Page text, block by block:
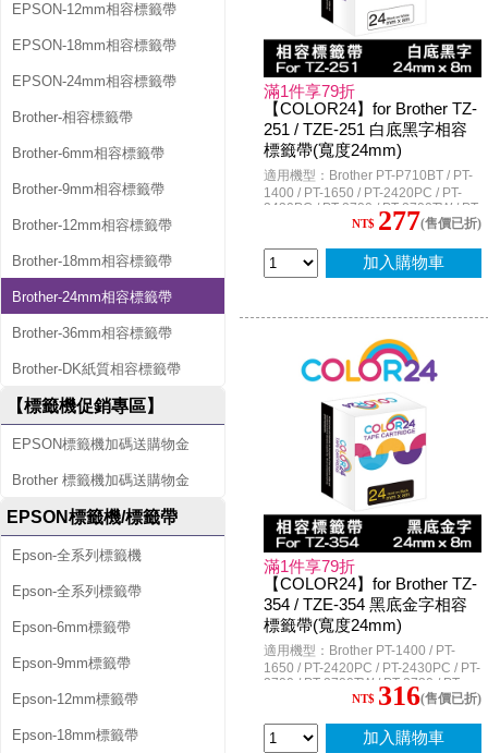
EPSON-12mm相容標籤帶
EPSON-18mm相容標籤帶
EPSON-24mm相容標籤帶
Brother-相容標籤帶
Brother-6mm相容標籤帶
Brother-9mm相容標籤帶
Brother-12mm相容標籤帶
Brother-18mm相容標籤帶
Brother-24mm相容標籤帶
Brother-36mm相容標籤帶
Brother-DK紙質相容標籤帶
【標籤機促銷專區】
EPSON標籤機加碼送購物金
Brother 標籤機加碼送購物金
EPSON標籤機/標籤帶
Epson-全系列標籤機
Epson-全系列標籤帶
Epson-6mm標籤帶
Epson-9mm標籤帶
Epson-12mm標籤帶
Epson-18mm標籤帶
滿1件享79折
【COLOR24】for Brother TZ-
251 / TZE-251 白底黑字相容
標籤帶(寬度24mm)
適用機型：Brother PT-P710BT / PT-
1400 / PT-1650 / PT-2420PC / PT-
2430PC / PT-2700 / PT-2700TW / PT-
2730 / PT-3600 / PT-7600 / PT-
9800PCN / PT-D600 / PT-D600HK /
PT-E800T / PT-E550W / PT-
PT-P900W / PT-P950NW / LW-K600
NT$ 277(售價已折)
加入購物車
滿1件享79折
【COLOR24】for Brother TZ-
354 / TZE-354 黑底金字相容
標籤帶(寬度24mm)
適用機型：Brother PT-1400 / PT-
1650 / PT-2420PC / PT-2430PC / PT-
2700 / PT-2700TW / PT-2730 / PT-
3600 / PT-7600 / PT-9500PC / PT-
PT-D600 / PT-D600HK / PT-E800T /
PT-E550W / PT-E550WVP / PT-
NT$ 316(售價已折)
加入購物車